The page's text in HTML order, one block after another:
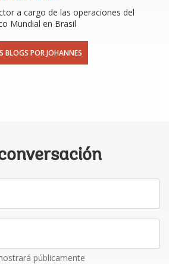
a cargo de las operaciones del
Mundial en Brasil
BLOGS POR JOHANNES
públicamente